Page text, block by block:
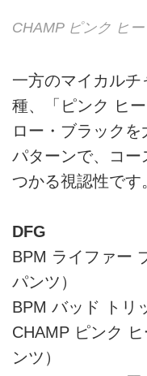
CHAMP ピンク ヒ
一方のマイカル
種、「ピンク ヒ
ロー・ブラック
パターンで、コー
つかる視認性です
DFG
BPM ライファー
パンツ）
BPM バッド トリ
CHAMP ピンク
ンツ）